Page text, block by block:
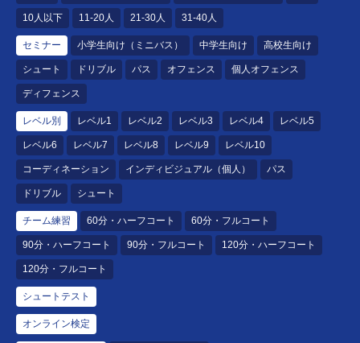
10人以下 11-20人 21-30人 31-40人
セミナー 小学生向け（ミニバス） 中学生向け 高校生向け
シュート ドリブル パス オフェンス 個人オフェンス
ディフェンス
レベル別 レベル1 レベル2 レベル3 レベル4 レベル5
レベル6 レベル7 レベル8 レベル9 レベル10
コーディネーション インディビジュアル（個人） パス
ドリブル シュート
チーム練習 60分・ハーフコート 60分・フルコート
90分・ハーフコート 90分・フルコート 120分・ハーフコート
120分・フルコート
シュートテスト
オンライン検定